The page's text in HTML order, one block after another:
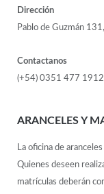
Dirección
Pablo de Guzmán
Contactanos
(+54) 0351 477 1912
ARANCELES Y
La oficina de
Quienes deseen
matrículas deberán